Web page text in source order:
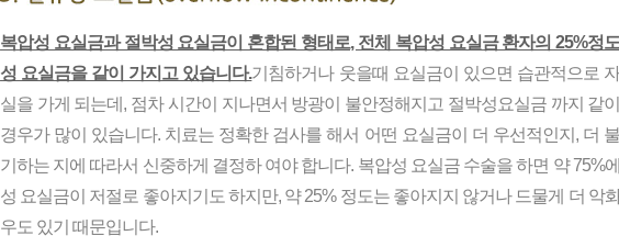
복압성 요실금과 절박성 요실금이 혼합된 형태로, 전체 복압성 요실금 환자의 25%정
성 요실금을 같이 가지고 있습니다.기침하거나 웃을때 요실금이 있으면 습관적으로
실을 가게 되는데, 점차 시간이 지나면서 방광이 불안정해지고 절박성요실금 까지 같
경우가 많이 있습니다. 치료는 정확한 검사를 해서 어떤 요실금이 더 우선적인지, 더
기하는 지에 따라서 신중하게 결정하 여야 합니다. 복압성 요실금 수술을 하면 약 75%
성 요실금이 저절로 좋아지기도 하지만, 약 25% 정도는 좋아지지 않거나 드물게 더 악
우도 있기 때문입니다.